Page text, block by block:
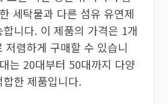
세탁물과 다른 섬유 유연제
니다. 이 제품의 가격은 1개
저렴하게 구매할 수 있습니
는 20대부터 50대까지 다양
한 제품입니다.